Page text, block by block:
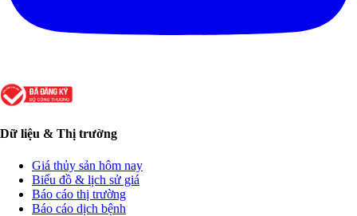
Dữ liệu & Thị trường
Giá thủy sản hôm nay
Biểu đồ & lịch sử giá
Báo cáo thị trường
Báo cáo dịch bệnh